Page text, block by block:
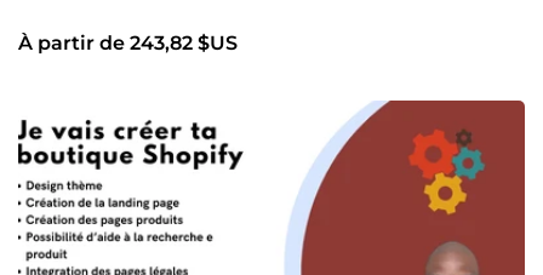
À partir de 243,82 $US